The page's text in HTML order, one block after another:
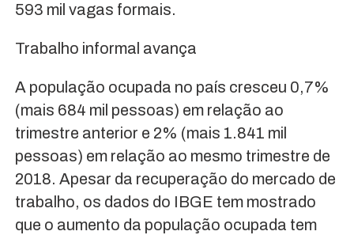
593 mil vagas formais.
Trabalho informal avança
A população ocupada no país cresceu 0,7%
(mais 684 mil pessoas) em relação ao
trimestre anterior e 2% (mais 1.841 mil
pessoas) em relação ao mesmo trimestre de
2018. Apesar da recuperação do mercado de
trabalho, os dados do IBGE tem mostrado
que o aumento da população ocupada tem